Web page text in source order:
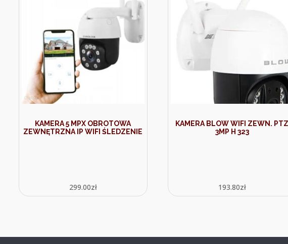
KAMERA 5 MPX OBROTOWA
ZEWNĘTRZNA IP WIFI ŚLEDZENIE
299.00zł
KAMERA BLOW WIFI ZEWN. PTZ
3MP H 323
193.80zł